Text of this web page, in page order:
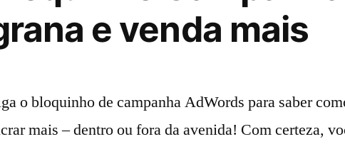
e venda mais
o bloquinho de campanha AdWords para saber
mais – dentro ou fora da avenida! Com certeza,